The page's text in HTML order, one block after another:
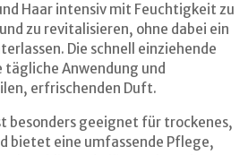
Haar intensiv mit Feuchtigkeit zu
zu revitalisieren, ohne dabei ein
Die schnell einziehende
tägliche Anwendung und
erfrischenden Duft.
besonders geeignet für trockenes,
bietet eine umfassende Pflege,